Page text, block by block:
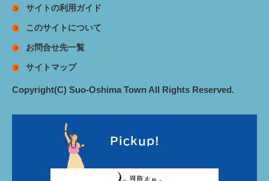
サイトの利用ガイド
このサイトについて
お問合せ先一覧
サイトマップ
Copyright(C) Suo-Oshima Town All Rights Reserved.